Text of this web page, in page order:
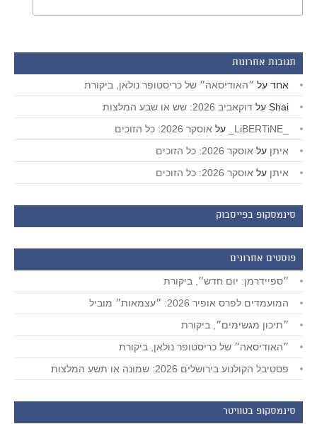
תגובות אחרונות
אחד על ״האודיסאה״ של כריסטופר נולאן, ביקורת
Shai על דוקאביב 2026: שש או שבע המלצות
על אוסקר 2026: כל הזוכים
איתן על אוסקר 2026: כל הזוכים
איתן על אוסקר 2026: כל הזוכים
סינמסקופ בפייסבוק
פוסטים אחרונים
״ספיידרמן: יום חדש״, ביקורת
המועמדים לפרס אופיר 2026: ״עצמאות״ מוביל
״תיכון מגשימים״, ביקורת
״האודיסאה״ של כריסטופר נולאן, ביקורת
פסטיבל הקולנוע בירושלים 2026: שמונה או תשע המלצות
סינמסקופ בטוויטר